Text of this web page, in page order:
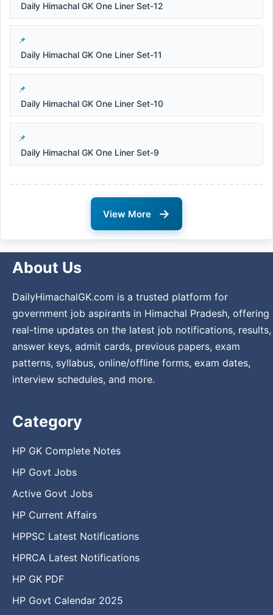
Daily Himachal GK One Liner Set-12
Daily Himachal GK One Liner Set-11
Daily Himachal GK One Liner Set-10
Daily Himachal GK One Liner Set-9
View More →
About Us
DailyHimachalGK.com is a trusted platform for
government job aspirants in Himachal Pradesh, offering
real-time updates on the latest job notifications, results,
answer keys, admit cards, previous papers, exam
patterns, syllabus, online/offline forms, exam dates,
interview schedules, and more.
Category
HP GK Complete Notes
HP Govt Jobs
Active Govt Jobs
HP Current Affairs
HPPSC Latest Notifications
HPRCA Latest Notifications
HP GK PDF
HP Govt Calendar 2025